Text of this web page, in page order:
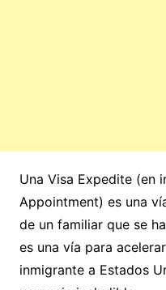
Una Visa Expedite (en
Appointment) es una
de un familiar que se
es una vía para
inmigrante a Estados